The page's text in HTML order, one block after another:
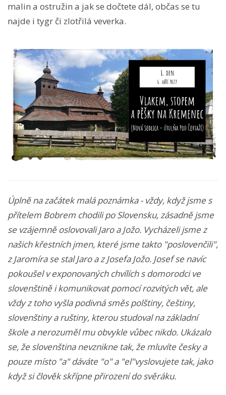
malin a ostružin a jak se dočtete dál, občas se tu
najde i tygr či zlotřilá veverka.
Úplně na začátek malá poznámka - vždy, když jsme s
přítelem Bobrem chodili po Slovensku, zásadně jsme
se vzájemně oslovovali Jaro a Jožo. Vycházeli jsme z
našich křestních jmen, které jsme takto "poslovenčili",
z Jaromíra se stal Jaro a z Josefa Jožo. Josef se navíc
pokoušel v exponovaných chvílích s domorodci ve
slovenštině i komunikovat pomocí rozvitých vět, ale
vždy z toho vyšla podivná směs polštiny, češtiny,
slovenštiny a ruštiny, kterou studoval na základní
škole a nerozuměl mu obvykle vůbec nikdo. Ukázalo
se, že slovenština nevznikne tak, že mluvíte česky a
pouze místo "a" dáváte "o" a "el"vyslovujete tak, jako
když si člověk skřípne přirození do svěráku.